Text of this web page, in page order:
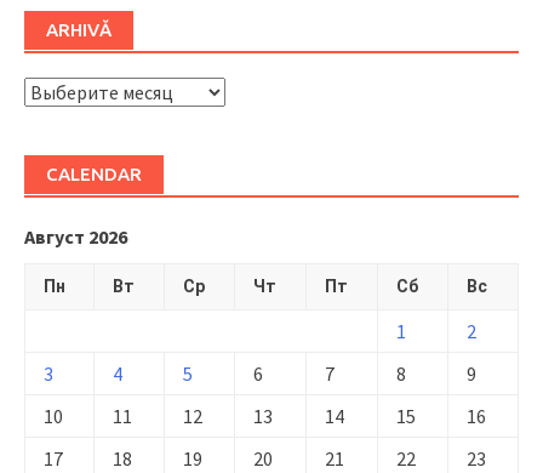
ARHIVĂ
ARHIVĂ
CALENDAR
Август 2026
Пн Вт Ср Чт Пт Сб Вс
1
2
3
4 5 6 7 8
9
10
11 12 13 14 15
16
17
18 19 20 21 22
23